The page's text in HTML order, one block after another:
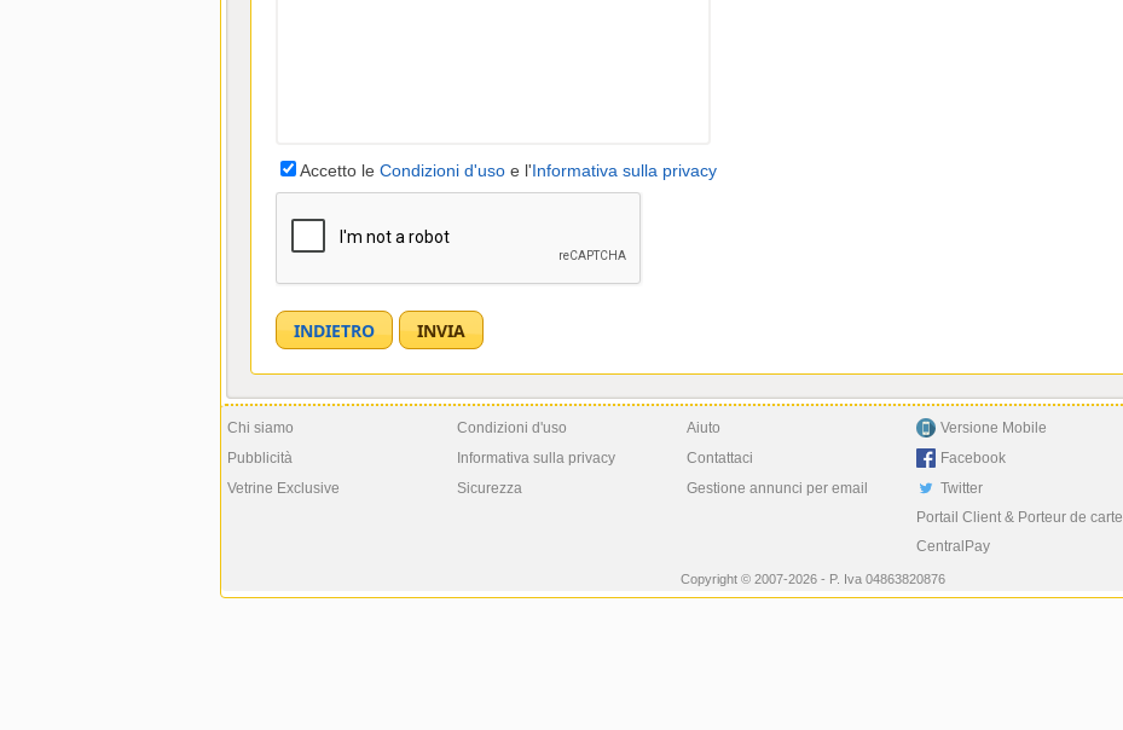
Accetto le Condizioni d'uso e l'Informativa sulla privacy
Chi siamo
Pubblicità
Vetrine Exclusive
Condizioni d'uso
Informativa sulla privacy
Sicurezza
Aiuto
Contattaci
Gestione annunci per email
Versione Mobile
Facebook
Twitter
Portail Client & Porteur de carte
CentralPay
Copyright © 2007-2026 - P. Iva 04863820876